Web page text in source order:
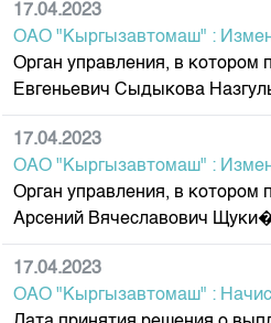
Наши партнеры
Cтратегия развития
Корпоративные документы
Контакты
17.04.2023
ОАО "Кыргызавтомаш" :
Орган управления, в
Евгеньевич Сыдыкова
17.04.2023
ОАО "Кыргызавтомаш" :
Орган управления, в
Арсений Вячеславович
17.04.2023
ОАО "Кыргызавтомаш" :